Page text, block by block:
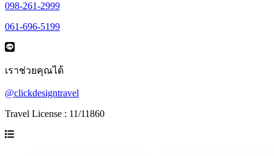
098-261-2999
061-696-5199
เราช่วยคุณได้
@clickdesigntravel
Travel License : 11/11860